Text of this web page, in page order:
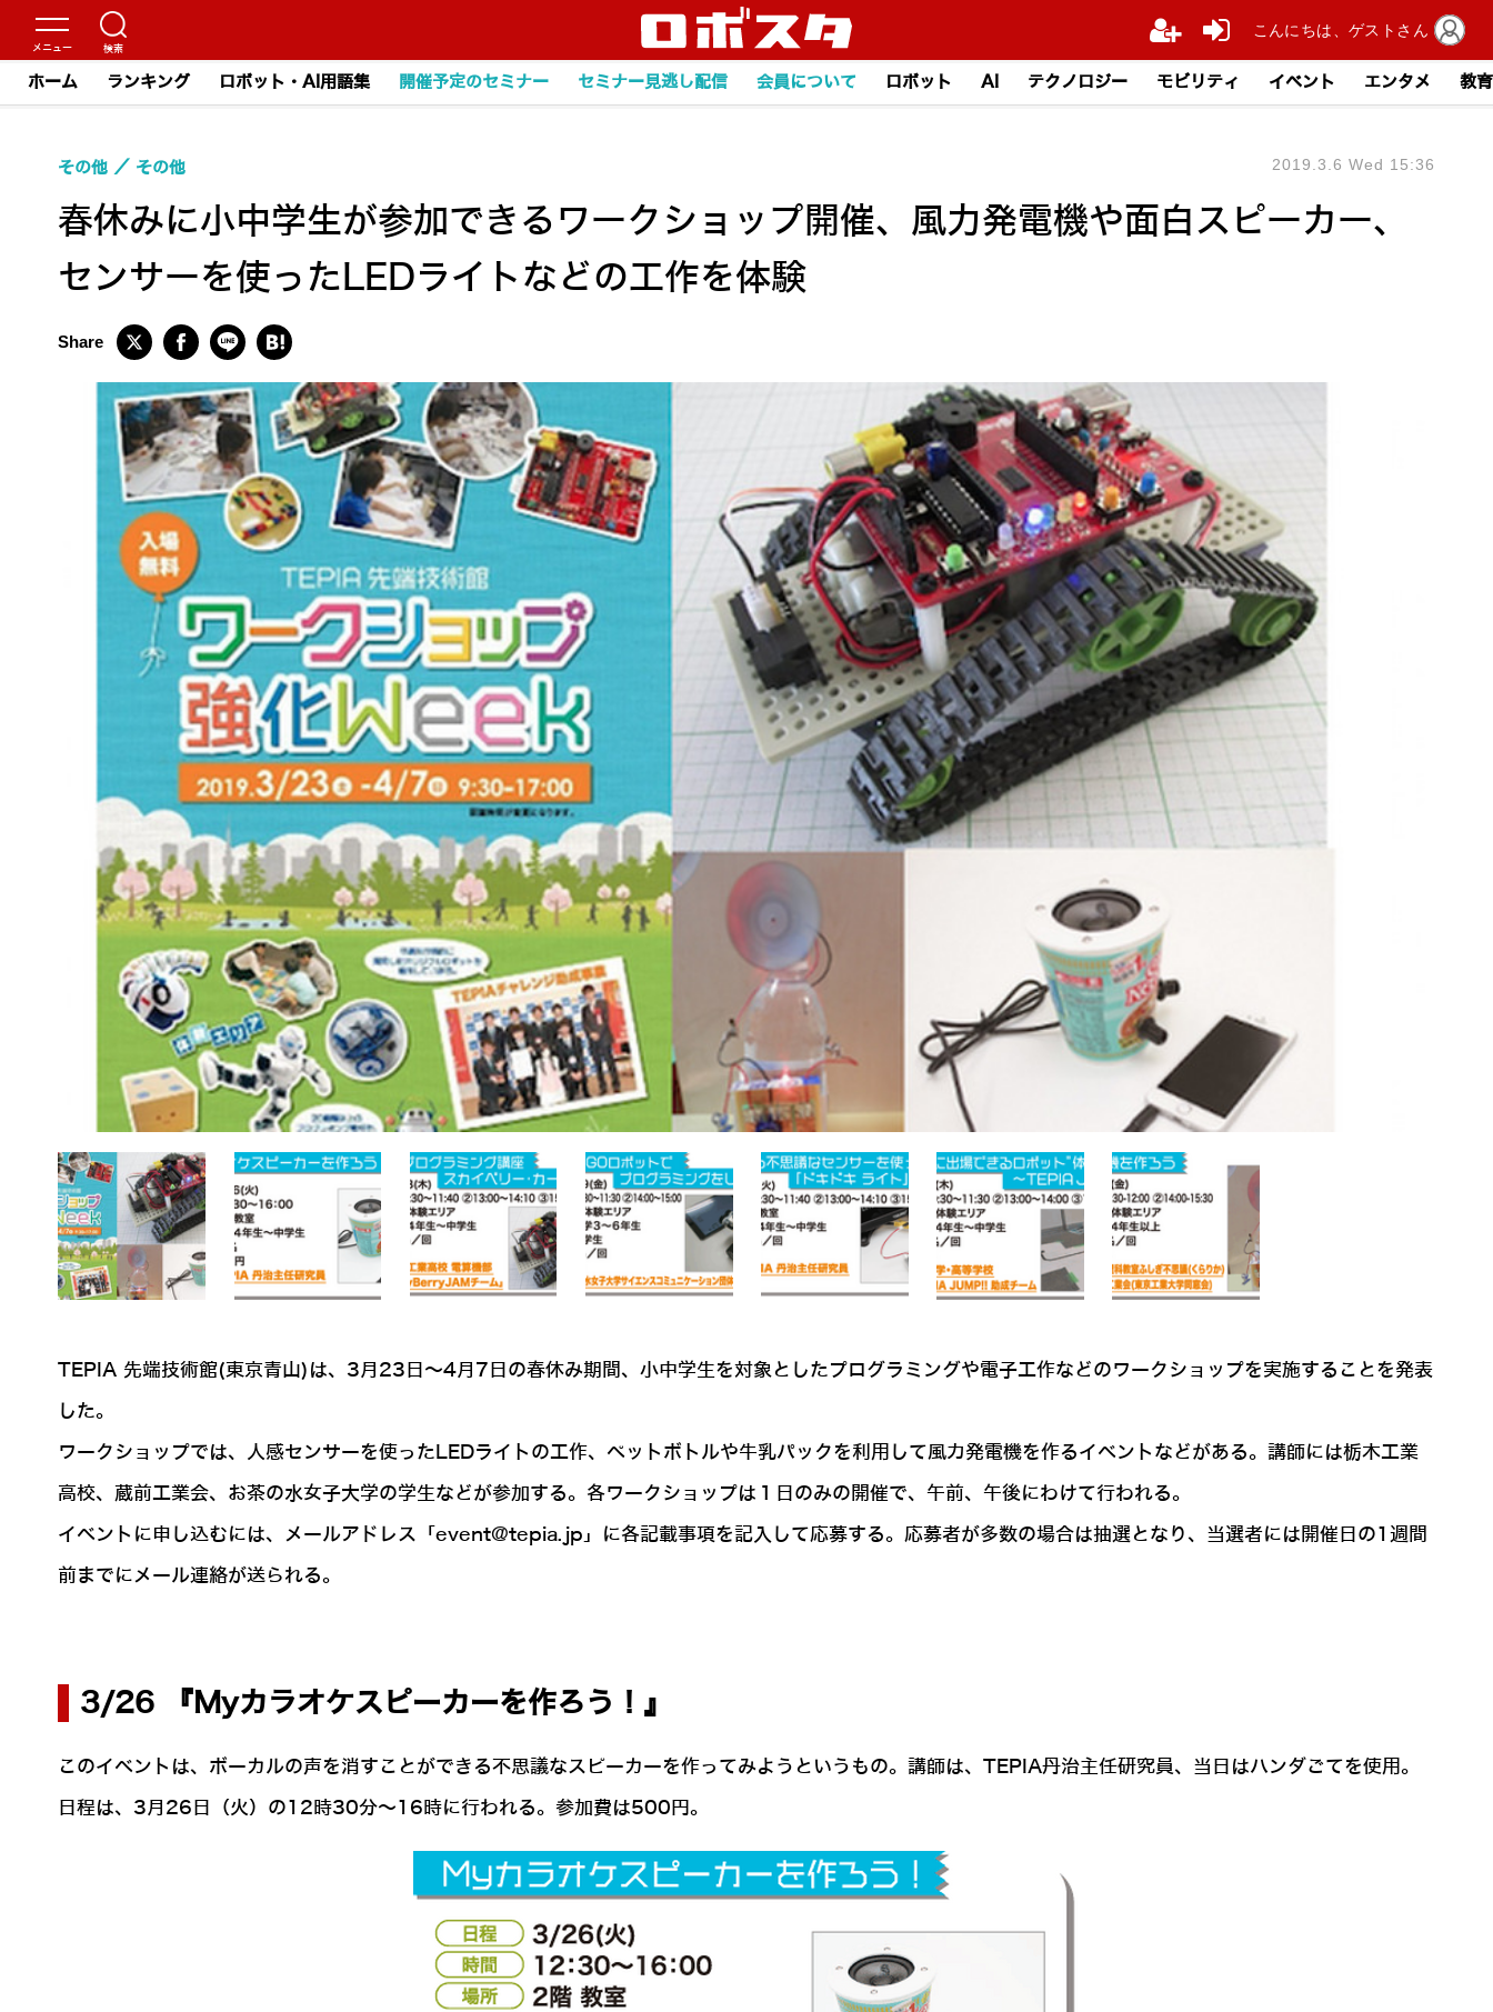
ホーム ランキング ロボット・AI用語集 開催予定のセミナー セミナー見逃し配信 会員について ロボット AI テクノロジー モビリティ イベント エンタメ 教育
春休みに小中学生が参加できるワークショップ開催、風力発電機や面白スピーカー、
センサーを使ったLEDライトなどの工作を体験
その他 その他 2019.3.6 Wed 15:36
TEPIA 先端技術館(東京青山)は、3月23日～4月7日の春休み期間、小中学生を対象としたプログラミングや電子工作などのワークショップを実施することを発表
した。
ワークショップでは、人感センサーを使ったLEDライトの工作、ペットボトルや牛乳パックを利用して風力発電機を作るイベントなどがある。講師には栃木工業
高校、蔵前工業会、お茶の水女子大学の学生などが参加する。各ワークショップは１日のみの開催で、午前、午後にわけて行われる。
イベントに申し込むには、メールアドレス「event@tepia.jp」に各記載事項を記入して応募する。応募者が多数の場合は抽選となり、当選者には開催日の1週間
前までにメール連絡が送られる。
3/26 『Myカラオケスピーカーを作ろう！』
このイベントは、ボーカルの声を消すことができる不思議なスピーカーを作ってみようというもの。講師は、TEPIA丹治主任研究員、当日はハンダごてを使用。
日程は、3月26日（火）の12時30分～16時に行われる。参加費は500円。
こんにちは、ゲストさん